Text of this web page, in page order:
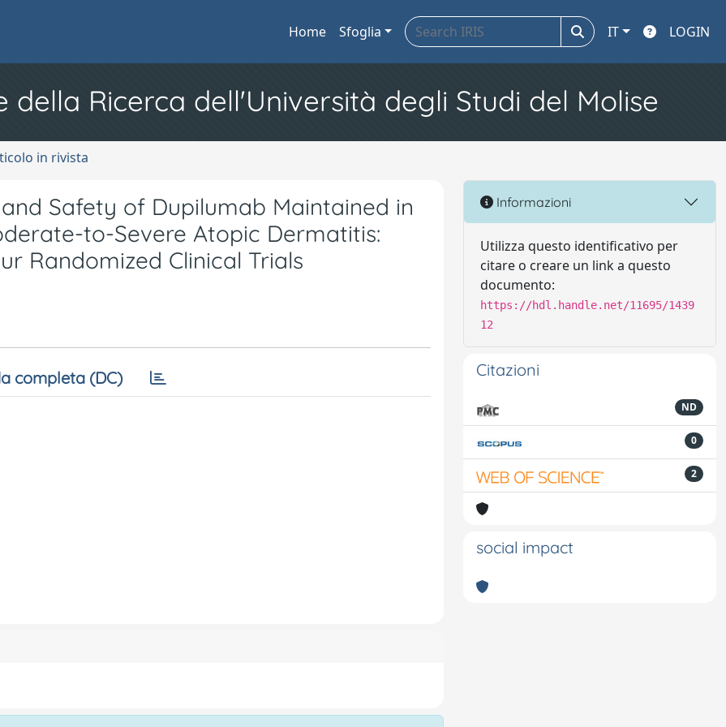
Home Sfoglia IT LOGIN
della Ricerca dell'Università degli Studi del Molise
in rivista
Safety of Dupilumab Maintained in
to-Severe Atopic Dermatitis:
Randomized Clinical Trials
completa (DC)
Informazioni
Utilizza questo identificativo per
citare o creare un link a questo
documento:
https://hdl.handle.net/11695/1439
12
Citazioni
ND
0
2
social impact